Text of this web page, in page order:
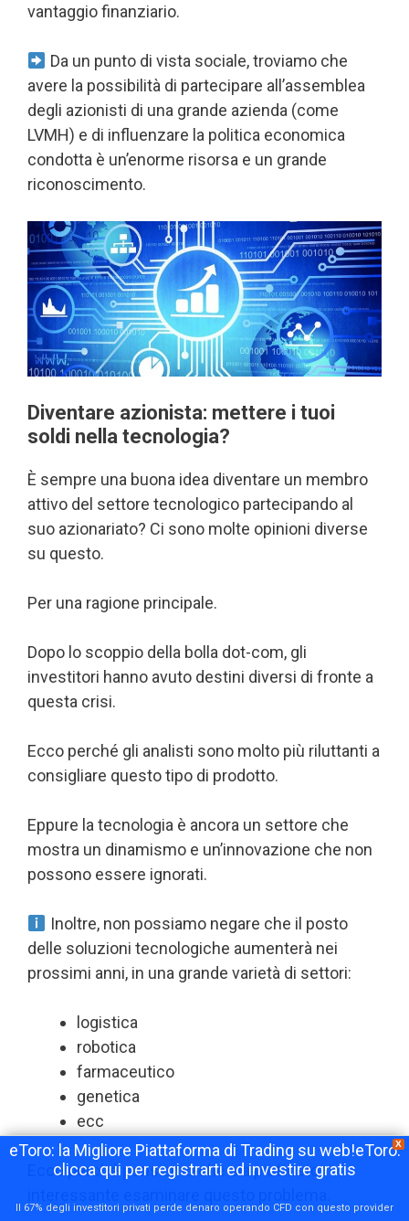
vantaggio finanziario.
Da un punto di vista sociale, troviamo che
avere la possibilità di partecipare all’assemblea
degli azionisti di una grande azienda (come
LVMH) e di influenzare la politica economica
condotta è un’enorme risorsa e un grande
riconoscimento.
Diventare azionista: mettere i tuoi
soldi nella tecnologia?
È sempre una buona idea diventare un membro
attivo del settore tecnologico partecipando al
suo azionariato? Ci sono molte opinioni diverse
su questo.
Per una ragione principale.
Dopo lo scoppio della bolla dot-com, gli
investitori hanno avuto destini diversi di fronte a
questa crisi.
Ecco perché gli analisti sono molto più riluttanti a
consigliare questo tipo di prodotto.
Eppure la tecnologia è ancora un settore che
mostra un dinamismo e un’innovazione che non
possono essere ignorati.
Inoltre, non possiamo negare che il posto
delle soluzioni tecnologiche aumenterà nei
prossimi anni, in una grande varietà di settori:
logistica
robotica
farmaceutico
genetica
ecc
Ecco perché pensiamo che sia piuttosto
X
eToro: la Migliore Piattaforma di Trading su web!eToro:
clicca qui per registrarti ed investire gratis
Il 67% degli investitori privati perde denaro operando CFD con questo provider